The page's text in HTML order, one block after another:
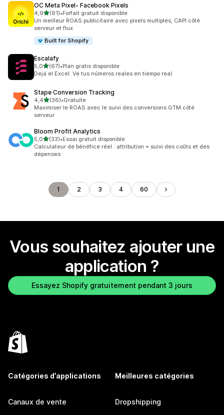
OC Meta Pixel‑ Facebook Pixels
4,9étoile(s) sur 5
(91)
91 avis au total
•Forfait gratuit disponible
Un meilleur ROAS publicitaire avec pixels multiples, CAPI côté
serveur et flux
Built for Shopify
Escalafy
5,0étoile(s) sur 5
(67)
67 avis au total
•Plan gratis disponible
Dejá el Excel. Ve tus números reales en tiempo real.
Stape Conversion Tracking
4,4étoile(s) sur 5
(36)
36 avis au total
•Gratuite
Maximiser le ROAS avec le suivi des conversions GTM côté
serveur
Bloom Profit Analytics
5,0étoile(s) sur 5
(33)
33 avis au total
•Essai gratuit disponible
Calculateur de bénéfice réel : attribution + suivi des coûts et des
dépenses
1 2 3 4 60
Vous souhaitez ajouter une
application ?
Essayez Shopify gratuitement pendant 3 jours
Catégories d’applications
Canaux de vente
Meilleures catégories
Dropshipping